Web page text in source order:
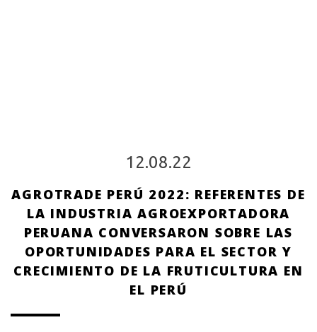
12.08.22
AGROTRADE PERÚ 2022: REFERENTES DE
LA INDUSTRIA AGROEXPORTADORA
PERUANA CONVERSARON SOBRE LAS
OPORTUNIDADES PARA EL SECTOR Y
CRECIMIENTO DE LA FRUTICULTURA EN
EL PERÚ